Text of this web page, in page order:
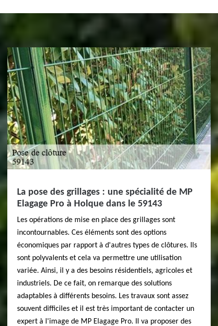
La pose des grillages : une spécialité de MP
Elagage Pro à Holque dans le 59143
Les opérations de mise en place des grillages sont
incontournables. Ces éléments sont des options
économiques par rapport à d'autres types de clôtures. Ils
sont polyvalents et cela va permettre une utilisation
variée. Ainsi, il y a des besoins résidentiels, agricoles et
industriels. De ce fait, on remarque des solutions
adaptables à différents besoins. Les travaux sont assez
souvent difficiles et il est très important de contacter un
expert à l'image de MP Elagage Pro. Il va proposer des